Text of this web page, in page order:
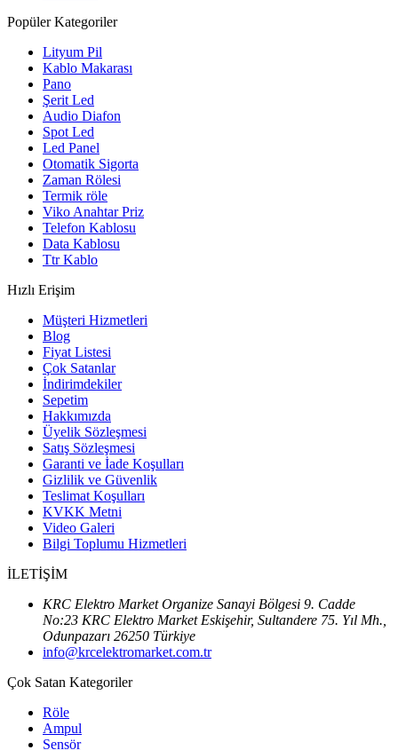
Popüler Kategoriler
Lityum Pil
Kablo Makarası
Pano
Şerit Led
Audio Diafon
Spot Led
Led Panel
Otomatik Sigorta
Zaman Rölesi
Termik röle
Viko Anahtar Priz
Telefon Kablosu
Data Kablosu
Ttr Kablo
Hızlı Erişim
Müşteri Hizmetleri
Blog
Fiyat Listesi
Çok Satanlar
İndirimdekiler
Sepetim
Hakkımızda
Üyelik Sözleşmesi
Satış Sözleşmesi
Garanti ve İade Koşulları
Gizlilik ve Güvenlik
Teslimat Koşulları
KVKK Metni
Video Galeri
Bilgi Toplumu Hizmetleri
İLETİŞİM
KRC Elektro Market Organize Sanayi Bölgesi 9. Cadde
No:23 KRC Elektro Market Eskişehir, Sultandere 75. Yıl Mh.,
Odunpazarı 26250 Türkiye
info@krcelektromarket.com.tr
Çok Satan Kategoriler
Röle
Ampul
Sensör